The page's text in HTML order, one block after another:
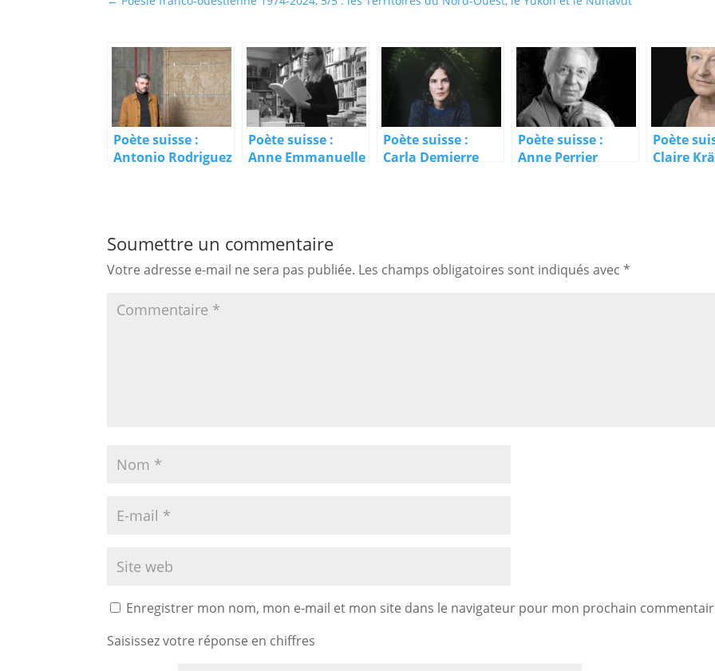
Poète suisse :
Antonio Rodriguez
Poète suisse :
Anne Emmanuelle
Poète suisse :
Carla Demierre
Poète suisse :
Anne Perrier
Poète
Claire
Soumettre un commentaire
Votre adresse e-mail ne sera pas publiée. Les champs obligatoires sont indiqués avec*
Enregistrer mon nom, mon e-mail et mon site dans le navigateur pour mon prochain
Saisissez votre réponse en chiffres